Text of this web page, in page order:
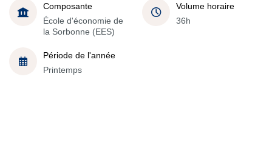
Composante
École d'économie de
la Sorbonne (EES)
Volume horaire
36h
Période de l'année
Printemps